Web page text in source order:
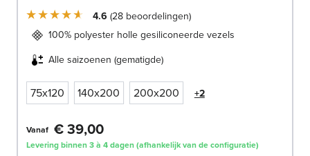
4.6 28 beoordelingen
100% polyester holle gesiliconeerde vezels
Alle saizoenen (gematigde)
75x120 140x200 200x200 +2
Vanaf € 39,00
Levering binnen 3 à 4 dagen (afhankelijk van de configuratie)